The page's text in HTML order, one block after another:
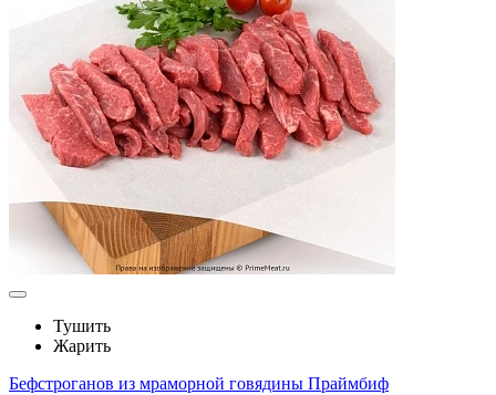
Тушить
Жарить
Бефстроганов из мраморной говядины Праймбиф